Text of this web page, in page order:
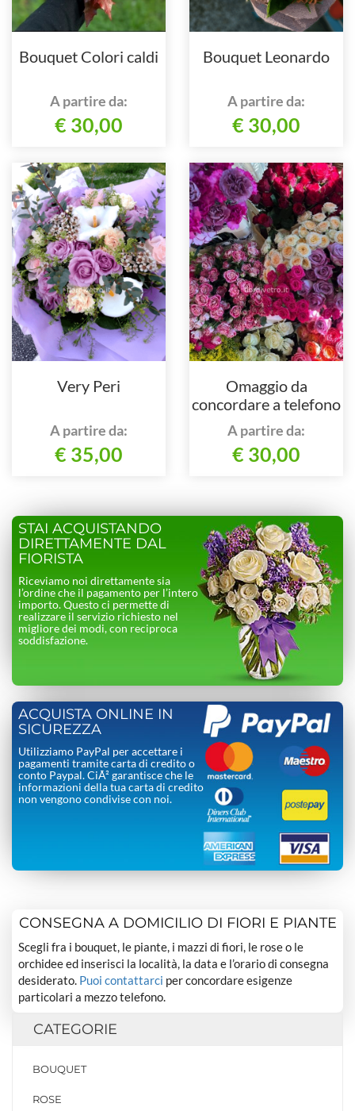
Bouquet Colori caldi
A partire da:
€ 30,00
Bouquet Leonardo
A partire da:
€ 30,00
Very Peri
A partire da:
€ 35,00
Omaggio da
concordare a telefono
al nostro numero
A partire da:
€ 30,00
STAI ACQUISTANDO
DIRETTAMENTE DAL
FIORISTA
Riceviamo noi direttamente sia
l’ordine che il pagamento per l’intero
importo. Questo ci permette di
realizzare il servizio richiesto nel
migliore dei modi, con reciproca
soddisfazione.
ACQUISTA ONLINE IN
SICUREZZA
Utilizziamo PayPal per accettare i
pagamenti tramite carta di credito o
conto Paypal. CiÃ² garantisce che le
informazioni della tua carta di credito
non vengono condivise con noi.
CONSEGNA A DOMICILIO DI FIORI E PIANTE
Scegli fra i bouquet, le piante, i mazzi di fiori, le rose o le
orchidee ed inserisci la località, la data e l’orario di consegna
desiderato. Puoi contattarci per concordare esigenze
particolari a mezzo telefono.
CATEGORIE
BOUQUET
ROSE